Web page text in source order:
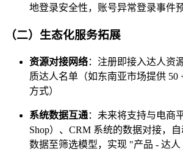
地登录安全性，账号异常登录事件
（二）生态化服务拓展
资源对接网络：注册即接入达人资
质达人名单（如东南亚市场提供 50
方式）
系统数据互通：未来将支持与电商
Shop）、CRM 系统的数据对接，
数据至筛选模型，实现 "产品 - 达